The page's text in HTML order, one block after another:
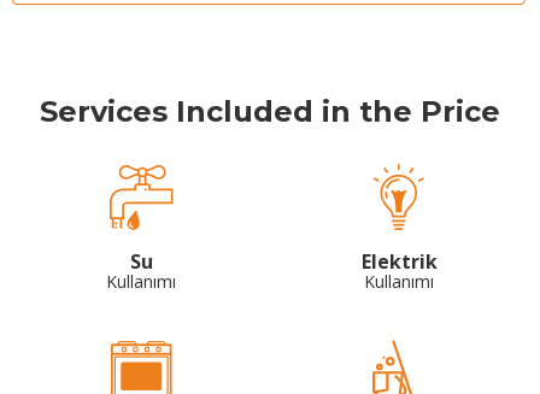
Services Included in the Price
Su
Kullanımı
Elektrik
Kullanımı